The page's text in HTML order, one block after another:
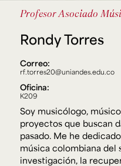
Configuración de cookies
Universidad de los
Reconocimiento como
de mayo de 1964.
Resolución 28 del 23 de
Acreditación institucional
Resolución 000194 del
Posgrados
Rondy Torres
Profesor Asociado
Correo:
rf.torres20@uniandes.edu.co
Oficina:
K209
Soy musicólogo,
proyectos que buscan
pasado. Me he
música colombiana del
investigación, la